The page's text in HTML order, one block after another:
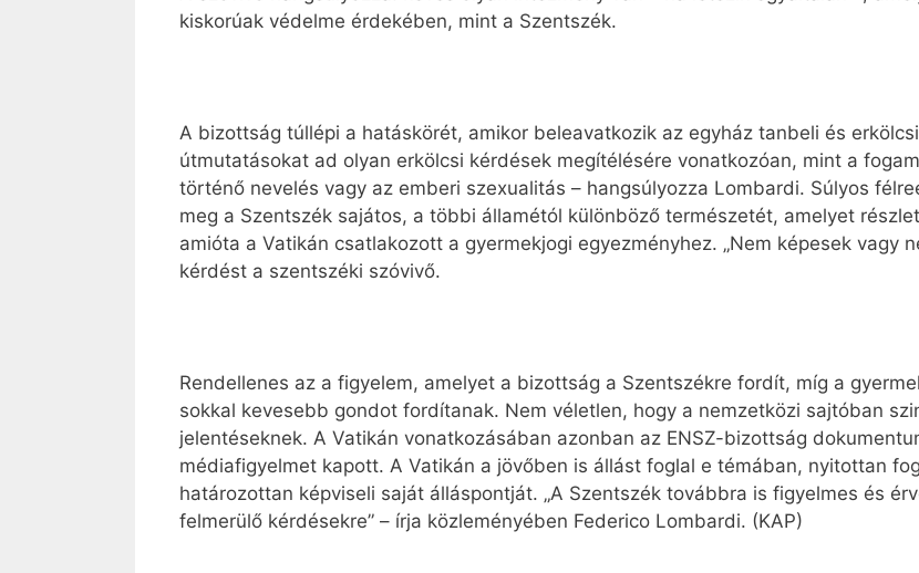
kiskorúak védelme érdekében, mint a Szentszék.
A bizottság túllépi a hatáskörét, amikor beleavatkozik az egyház tanbeli és
útmutatásokat ad olyan erkölcsi kérdések megítélésére vonatkozóan, mint a
történő nevelés vagy az emberi szexualitás – hangsúlyozza Lombardi. Súlyos
meg a Szentszék sajátos, a többi államétól különböző természetét, amelyet
amióta a Vatikán csatlakozott a gyermekjogi egyezményhez. „Nem képesek vagy
kérdést a szentszéki szóvivő.
Rendellenes az a figyelem, amelyet a bizottság a Szentszékre fordít, míg a
sokkal kevesebb gondot fordítanak. Nem véletlen, hogy a nemzetközi sajtóban
jelentéseknek. A Vatikán vonatkozásában azonban az ENSZ-bizottság
médiafigyelmet kapott. A Vatikán a jövőben is állást foglal e témában, nyitottan
határozottan képviseli saját álláspontját. „A Szentszék továbbra is figyelmes és
felmerülő kérdésekre” – írja közleményében Federico Lombardi. (KAP)